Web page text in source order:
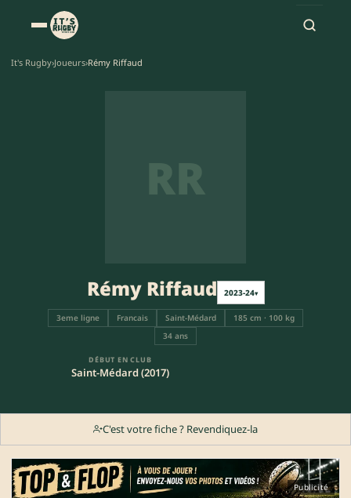
It's Rugby›Joueurs›Rémy Riffaud
RR
Rémy Riffaud 2023-24▾
3eme ligne Francais Saint-Médard
185 cm · 100 kg
34 ans
DÉBUT EN CLUB
Saint-Médard (2017)
C'est votre fiche ? Revendiquez-la
Publicité